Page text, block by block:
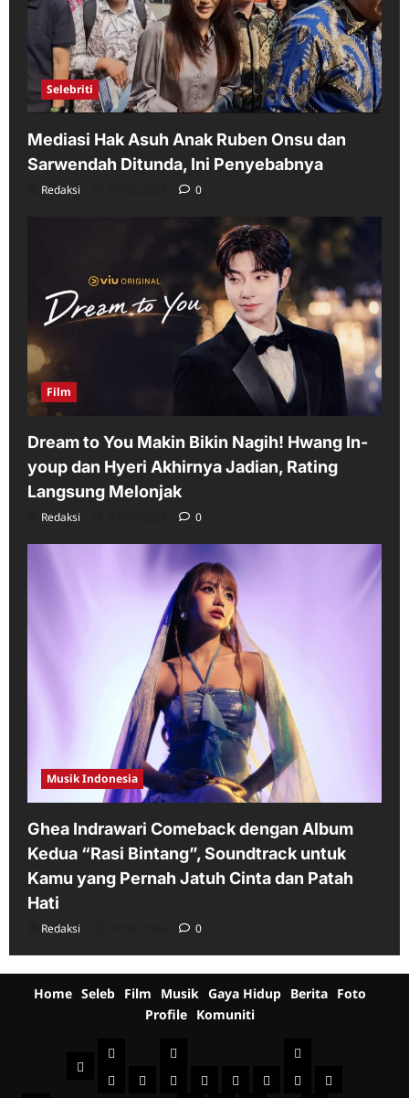
Selebriti
Mediasi Hak Asuh Anak Ruben Onsu dan
Sarwendah Ditunda, Ini Penyebabnya
Redaksi 0
Film
Dream to You Makin Bikin Nagih! Hwang In-
youp dan Hyeri Akhirnya Jadian, Rating
Langsung Melonjak
Redaksi 0
Musik Indonesia
Ghea Indrawari Comeback dengan Album
Kedua “Rasi Bintang”, Soundtrack untuk
Kamu yang Pernah Jatuh Cinta dan Patah
Hati
Redaksi 0
Home Seleb Film Musik Gaya Hidup Berita Foto
Profile Komuniti
Home
Seleb
IndonesiaInternational
Film
SinopsisJadwalTelevisiBehind
Musik
Musik Musik